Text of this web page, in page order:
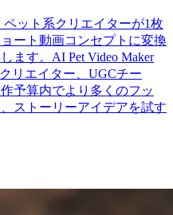
ペット系クリエイターが1枚
ート動画コンセプトに変換
ます。AI Pet Video Maker
リエイター、UGCチー
予算内でより多くのフッ
ストーリーアイデアを試す